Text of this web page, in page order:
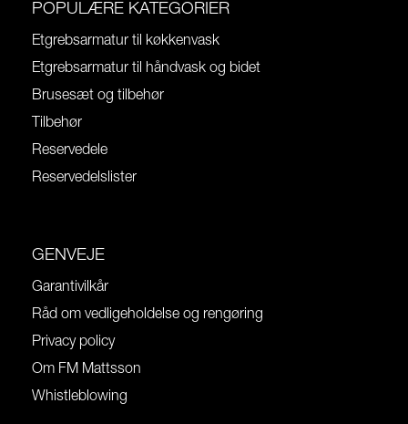
POPULÆRE KATEGORIER
Etgrebsarmatur til køkkenvask
Etgrebsarmatur til håndvask og bidet
Brusesæt og tilbehør
Tilbehør
Reservedele
Reservedelslister
GENVEJE
Garantivilkår
Råd om vedligeholdelse og rengøring
Privacy policy
Om FM Mattsson
Whistleblowing